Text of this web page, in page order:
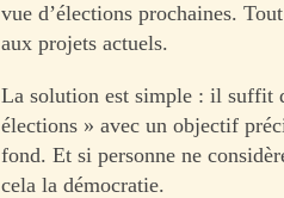
vue d’élections prochaines.
aux projets actuels.
La solution est simple : il suffit
élections » avec un objectif
fond. Et si personne ne
cela la démocratie.